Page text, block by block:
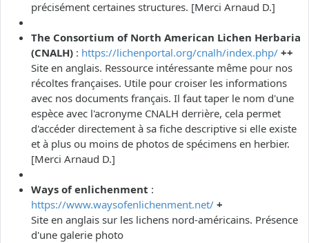
précisément certaines structures. [Merci Arnaud D.]
The Consortium of North American Lichen Herbaria
(CNALH) : https://lichenportal.org/cnalh/index.php/ ++
Site en anglais. Ressource intéressante même pour nos
récoltes françaises. Utile pour croiser les informations
avec nos documents français. Il faut taper le nom d'une
espèce avec l'acronyme CNALH derrière, cela permet
d'accéder directement à sa fiche descriptive si elle existe
et à plus ou moins de photos de spécimens en herbier.
[Merci Arnaud D.]
Ways of enlichenment :
https://www.waysofenlichenment.net/ +
Site en anglais sur les lichens nord-américains. Présence
d'une galerie photo